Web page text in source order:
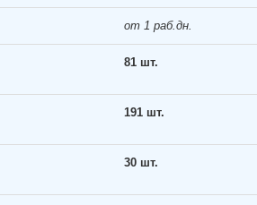
от 1 раб.дн.
81 шт.
191 шт.
30 шт.